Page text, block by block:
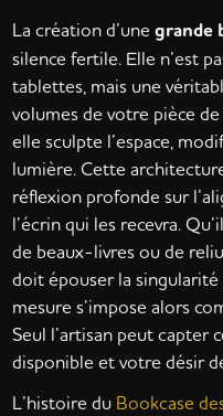
La création d’unegrande
silence fertile. Elle n’est
tablettes, mais une
volumes de votre pièce
elle sculpte l’espace,
lumière. Cette
réflexion profonde sur
l’écrin qui les recevra.
de beaux-livres ou de
doit épouser la singularité
mesure s’impose alors
Seul l’artisan peut capter
disponible et votre désir
L’histoire du Bookcase